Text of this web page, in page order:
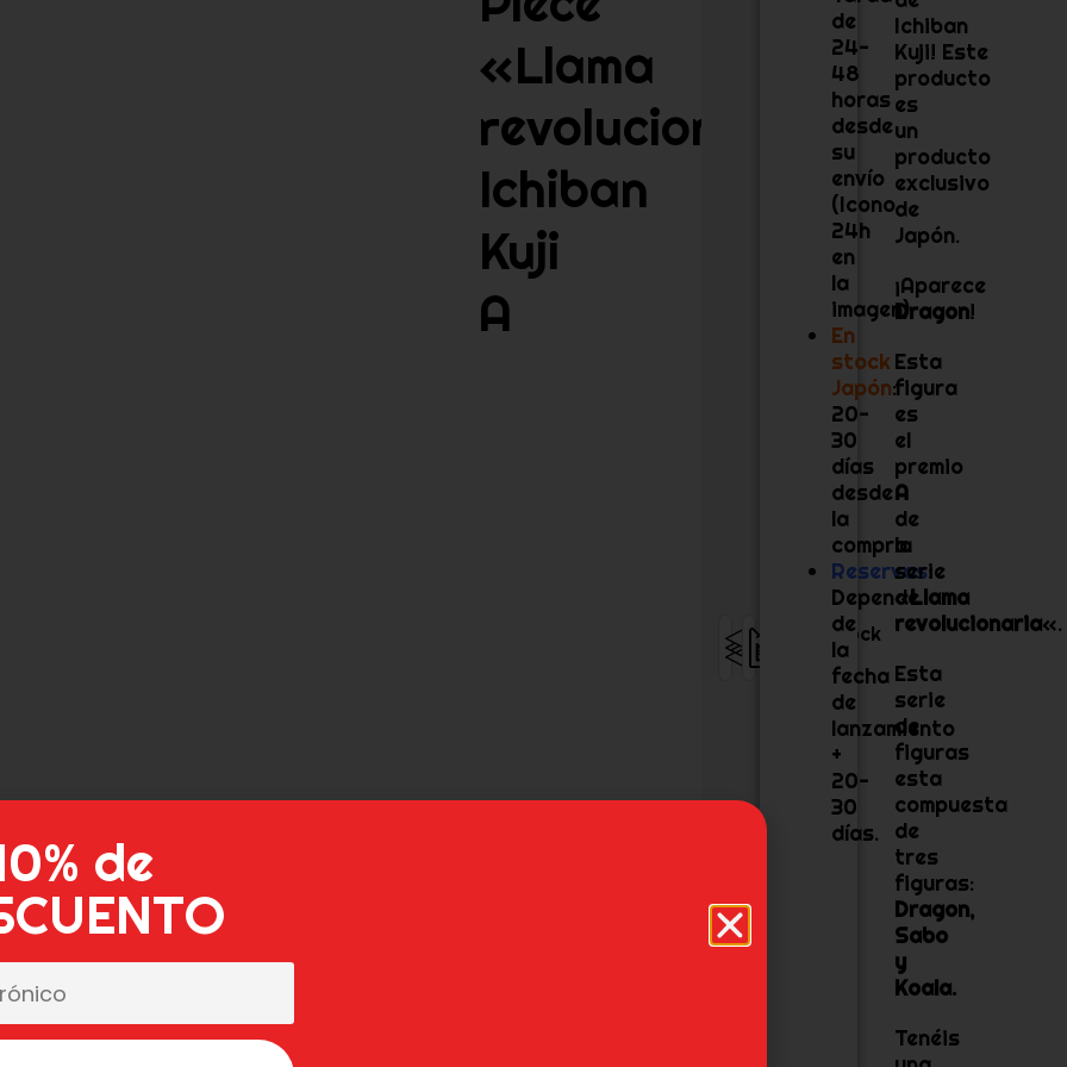
«Llama
revolucionaria»
Ichiban
Kuji
A
Stock
JP
de
24-
48
horas
desde
su
envío
(Icono
24h
en
la
imagen)
En
stock
Japón:
20-
30
días
desde
la
compra.
Reservas:
Depende
de
la
fecha
de
lanzamiento
+
20-
30
días.
Ichiban
Kuji! Este
producto
es
un
producto
exclusivo
de
Japón.
¡Aparece
Dragon!
Esta
figura
es
el
premio
A
de
la
serie
«Llama
revolucionaria«.
Esta
serie
de
figuras
esta
compuesta
de
tres
figuras:
Dragon,
Sabo
y
Koala.
Tenéis
de